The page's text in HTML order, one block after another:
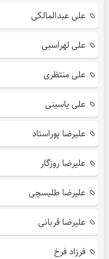
علی عبدالمالکی
علی لهراسبی
علی منتظری
علی یاسینی
علیرضا پوراستاد
علیرضا روزگار
علیرضا طلیسچی
علیرضا قربانی
فرزاد فرخ